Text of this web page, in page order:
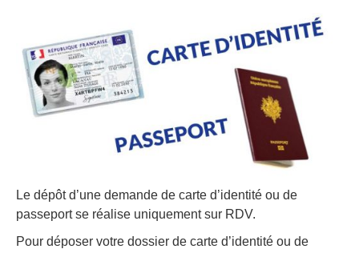
Le dépôt d’une demande de carte d’identité ou de
passeport se réalise uniquement sur RDV.
Pour déposer votre dossier de carte d’identité ou de